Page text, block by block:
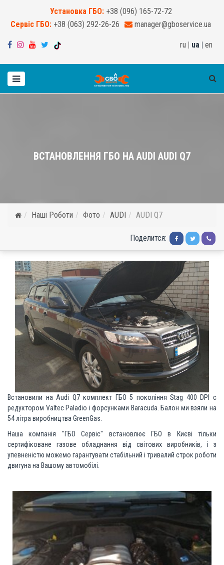
Установка ГБО: +38 (096) 165-72-72
Сервіс ГБО: +38 (063) 292-26-26 manager@gboservice.ua
ru | ua | en
ВСТАНОВЛЕННЯ ГБО НА AUDI AUDI Q7
Наші Роботи Фото AUDI AUDI Q7
Поделится:
Встановили на Audi Q7 комплект ГБО 5 покоління Stag 400 DPI c
редуктором Valtec Paladio і форсунками Baracuda. Балон ми взяли на
54 літра виробництва GreenGas.
Наша компанія "ГБО Сервіс" встановлює ГБО в Києві тільки
сертифіковане газове обладнання від світових виробників, і з
упевненістю можемо гарантувати стабільний і тривалий строк роботи
двигуна на Вашому автомобілі.